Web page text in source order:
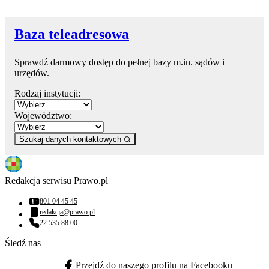
Baza teleadresowa
Sprawdź darmowy dostęp do pełnej bazy m.in. sądów i
urzędów.
Rodzaj instytucji:
Województwo:
Szukaj danych kontaktowych
Redakcja serwisu Prawo.pl
Numer telefonu:
801 04 45 45
Adres email:
redakcja@prawo.pl
Numer telefonu:
22 535 88 00
Śledź nas
Przejdź do naszego profilu na Facebooku